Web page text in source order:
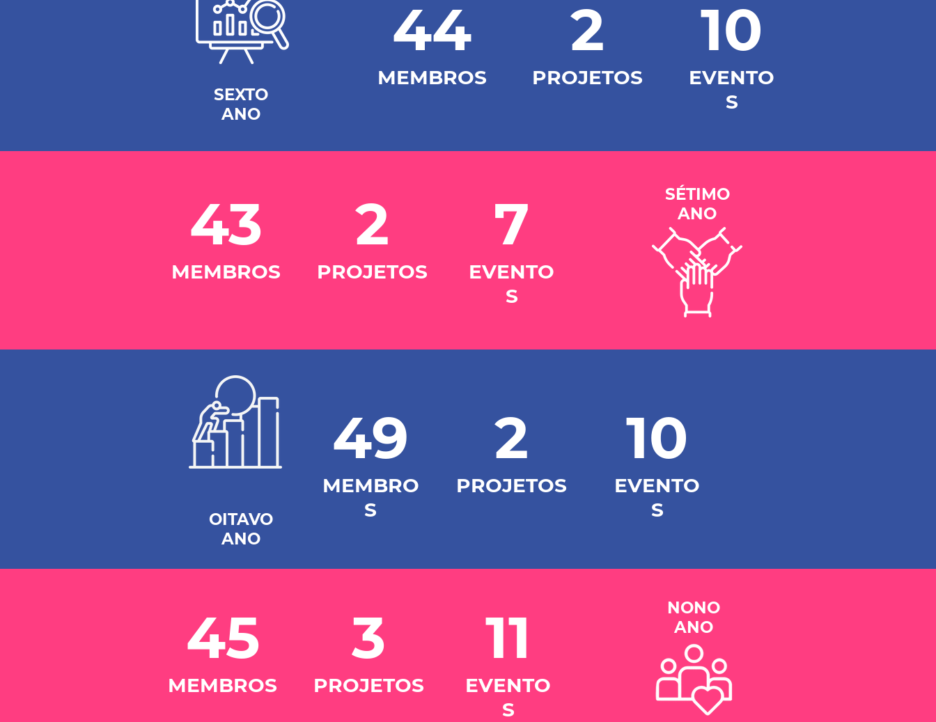
SEXTO
ANO
44
MEMBROS
2
PROJETOS
10
EVENTO
S
SÉTIMO
ANO
43
MEMBROS
2
PROJETOS
7
EVENTO
S
OITAVO
ANO
49
MEMBRO
S
2
PROJETOS
10
EVENTO
S
45
MEMBROS
3
PROJETOS
11
EVENTO
S
NONO
ANO